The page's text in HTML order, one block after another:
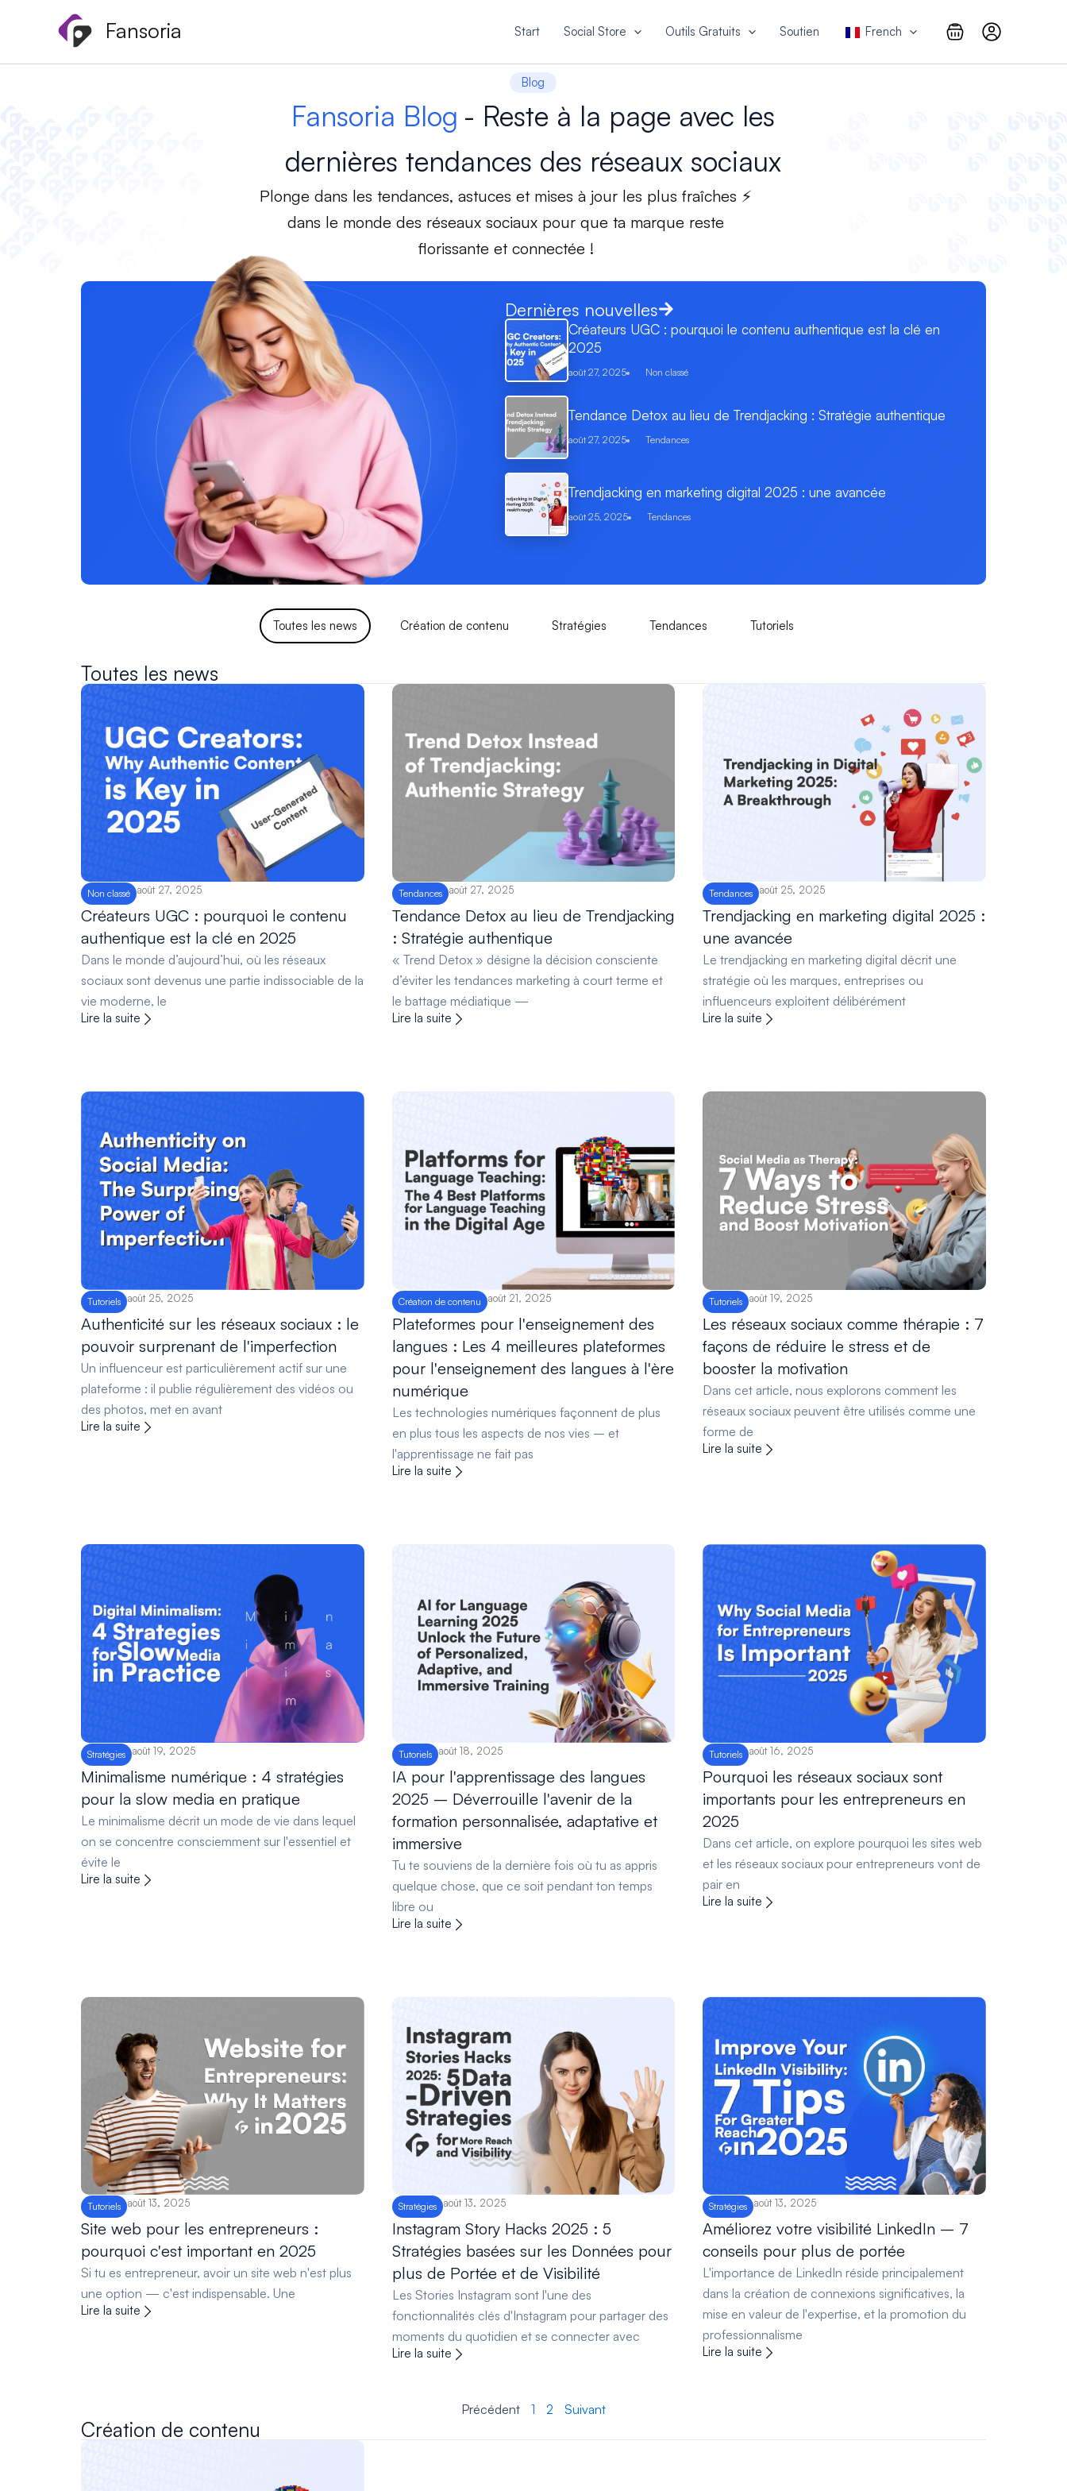
Fansoria Start Social Store Outils Gratuits Soutien French
Blog
Fansoria Blog - Reste à la page avec les
dernières tendances des réseaux sociaux
Plonge dans les tendances, astuces et mises à jour les plus fraîches ⚡
dans le monde des réseaux sociaux pour que ta marque reste
florissante et connectée !
Dernières nouvelles
Créateurs UGC : pourquoi le contenu authentique est la clé en
2025
août 27, 2025 Non classé
Tendance Detox au lieu de Trendjacking : Stratégie authentique
août 27, 2025 Tendances
Trendjacking en marketing digital 2025 : une avancée
août 25, 2025 Tendances
Toutes les news Création de contenu Stratégies Tendances Tutoriels
Toutes les news
Non classé août 27, 2025
Créateurs UGC : pourquoi le contenu
authentique est la clé en 2025
Dans le monde d’aujourd’hui, où les réseaux
sociaux sont devenus une partie indissociable de la
vie moderne, le
Lire la suite
Tendances août 27, 2025
Tendance Detox au lieu de Trendjacking
: Stratégie authentique
« Trend Detox » désigne la décision consciente
d’éviter les tendances marketing à court terme et
le battage médiatique —
Lire la suite
Tendances août 25, 2025
Trendjacking en marketing digital 2025 :
une avancée
Le trendjacking en marketing digital décrit une
stratégie où les marques, entreprises ou
influenceurs exploitent délibérément
Lire la suite
Tutoriels août 25, 2025
Authenticité sur les réseaux sociaux : le
pouvoir surprenant de l'imperfection
Un influenceur est particulièrement actif sur une
plateforme : il publie régulièrement des vidéos ou
des photos, met en avant
Lire la suite
Création de contenu août 21, 2025
Plateformes pour l'enseignement des
langues : Les 4 meilleures plateformes
pour l'enseignement des langues à l'ère
numérique
Les technologies numériques façonnent de plus
en plus tous les aspects de nos vies – et
l'apprentissage ne fait pas
Lire la suite
Tutoriels août 19, 2025
Les réseaux sociaux comme thérapie : 7
façons de réduire le stress et de
booster la motivation
Dans cet article, nous explorons comment les
réseaux sociaux peuvent être utilisés comme une
forme de
Lire la suite
Stratégies août 19, 2025
Minimalisme numérique : 4 stratégies
pour la slow media en pratique
Le minimalisme décrit un mode de vie dans lequel
on se concentre consciemment sur l'essentiel et
évite le
Lire la suite
Tutoriels août 18, 2025
IA pour l'apprentissage des langues
2025 – Déverrouille l'avenir de la
formation personnalisée, adaptative et
immersive
Tu te souviens de la dernière fois où tu as appris
quelque chose, que ce soit pendant ton temps
libre ou
Lire la suite
Tutoriels août 16, 2025
Pourquoi les réseaux sociaux sont
importants pour les entrepreneurs en
2025
Dans cet article, on explore pourquoi les sites web
et les réseaux sociaux pour entrepreneurs vont de
pair en
Lire la suite
Tutoriels août 13, 2025
Site web pour les entrepreneurs :
pourquoi c'est important en 2025
Si tu es entrepreneur, avoir un site web n'est plus
une option — c'est indispensable. Une
Lire la suite
Stratégies août 13, 2025
Instagram Story Hacks 2025 : 5
Stratégies basées sur les Données pour
plus de Portée et de Visibilité
Les Stories Instagram sont l'une des
fonctionnalités clés d'Instagram pour partager des
moments du quotidien et se connecter avec
Lire la suite
Stratégies août 13, 2025
Améliorez votre visibilité LinkedIn – 7
conseils pour plus de portée
L'importance de LinkedIn réside principalement
dans la création de connexions significatives, la
mise en valeur de l'expertise, et la promotion du
professionnalisme
Lire la suite
Précédent 1 2 Suivant
Création de contenu